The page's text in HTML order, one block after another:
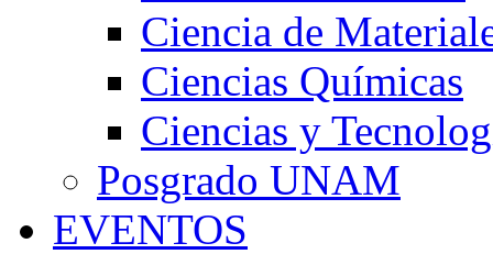
Ciencia de
Ciencias Químicas
Ciencias y
Posgrado UNAM
EVENTOS